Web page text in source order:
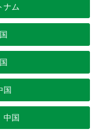
ナム
国
中国